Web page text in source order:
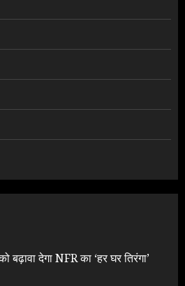
बढ़ावा देगा NFR का ‘हर घर तिरंगा’